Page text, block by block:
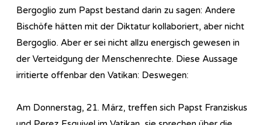
Bergoglio zum Papst bestand darin zu sagen: Andere
Bischöfe hätten mit der Diktatur kollaboriert, aber nicht
Bergoglio. Aber er sei nicht allzu energisch gewesen in
der Verteidgung der Menschenrechte. Diese Aussage
irritierte offenbar den Vatikan: Deswegen:
Am Donnerstag, 21. März, treffen sich Papst Franziskus